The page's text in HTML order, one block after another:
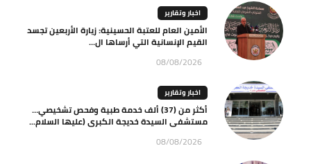
اخبار وتقارير
الأمين العام للعتبة الحسينية: زيارة الأربعين تجسد
القيم الإنسانية التي أرساها ال...
08/08/2026
اخبار وتقارير
أكثر من (37) ألف خدمة طبية وفحص تشخيصي…
مستشفى السيدة خديجة الكبرى (عليها السلام...
08/08/2026